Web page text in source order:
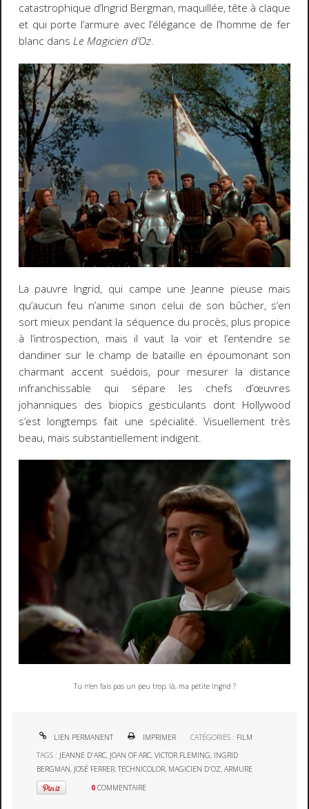
catastrophique d’Ingrid Bergman, maquillée, tête à claque
et qui porte l’armure avec l’élégance de l’homme de fer
blanc dans Le Magicien d’Oz.
La pauvre Ingrid, qui campe une Jeanne pieuse mais
qu’aucun feu n’anime sinon celui de son bûcher, s’en
sort mieux pendant la séquence du procès, plus propice
à l’introspection, mais il vaut la voir et l’entendre se
dandiner sur le champ de bataille en époumonant son
charmant accent suédois, pour mesurer la distance
infranchissable qui sépare les chefs d’œuvres
johanniques des biopics gesticulants dont Hollywood
s’est longtemps fait une spécialité. Visuellement très
beau, mais substantiellement indigent.
Tu n'en fais pas un peu trop, là, ma petite Ingrid ?
LIEN PERMANENT IMPRIMER CATÉGORIES : FILM
TAGS : JEANNE D'ARC, JOAN OF ARC,VICTOR FLEMING, INGRID
BERGMAN, JOSÉ FERRER,TECHNICOLOR, MAGICIEN D'OZ,ARMURE
0 COMMENTAIRE